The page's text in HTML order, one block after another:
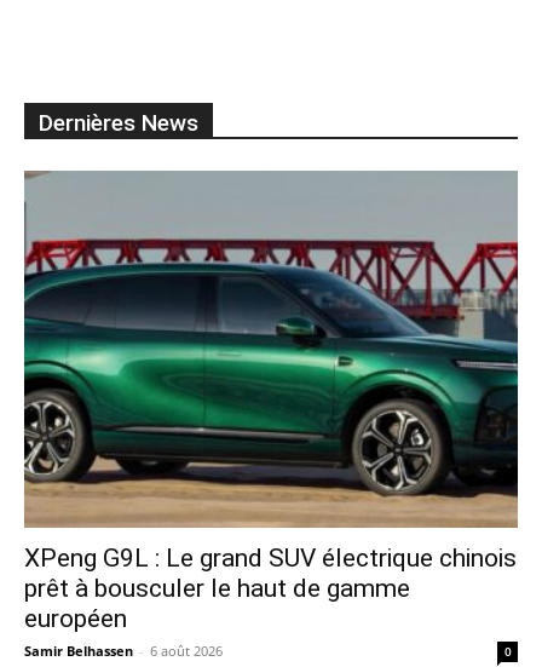
Dernières News
XPeng G9L : Le grand SUV électrique chinois
prêt à bousculer le haut de gamme
européen
Samir Belhassen - 6 août 2026 0